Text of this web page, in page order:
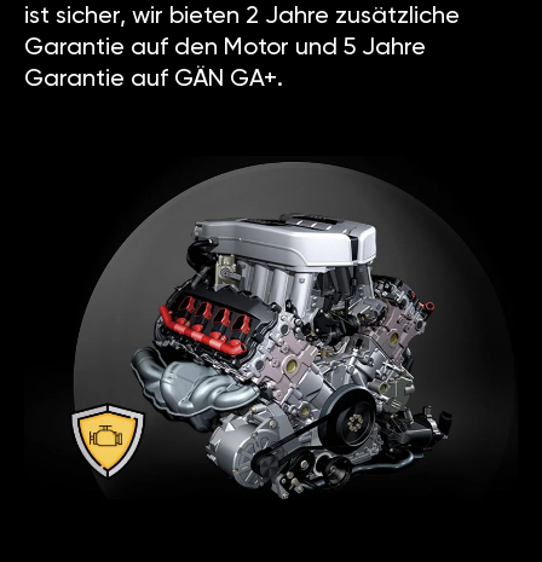
ist sicher, wir bieten 2 Jahre zusätzliche
Garantie auf den Motor und 5 Jahre
Garantie auf GÄN GA+.